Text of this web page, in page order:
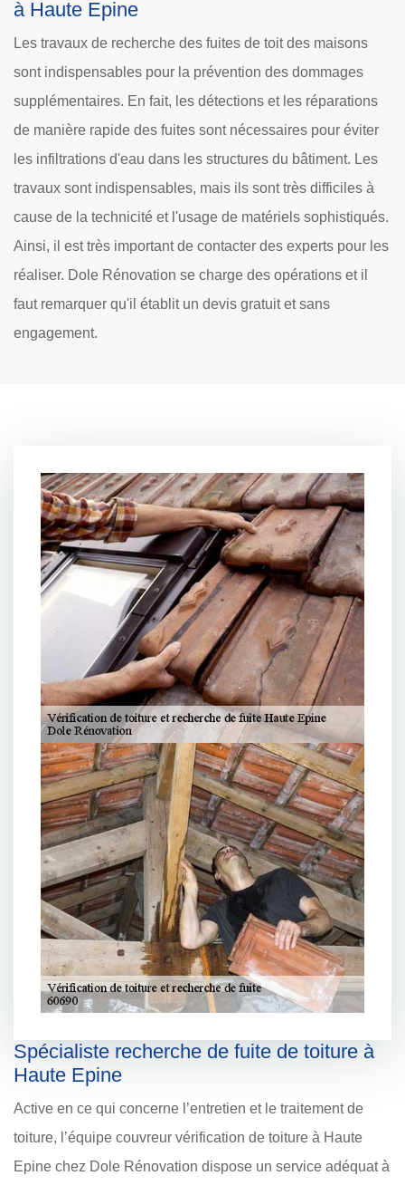
à Haute Epine
Les travaux de recherche des fuites de toit des maisons
sont indispensables pour la prévention des dommages
supplémentaires. En fait, les détections et les réparations
de manière rapide des fuites sont nécessaires pour éviter
les infiltrations d'eau dans les structures du bâtiment. Les
travaux sont indispensables, mais ils sont très difficiles à
cause de la technicité et l'usage de matériels sophistiqués.
Ainsi, il est très important de contacter des experts pour les
réaliser. Dole Rénovation se charge des opérations et il
faut remarquer qu'il établit un devis gratuit et sans
engagement.
Spécialiste recherche de fuite de toiture à
Haute Epine
Active en ce qui concerne l’entretien et le traitement de
toiture, l’équipe couvreur vérification de toiture à Haute
Epine chez Dole Rénovation dispose un service adéquat à